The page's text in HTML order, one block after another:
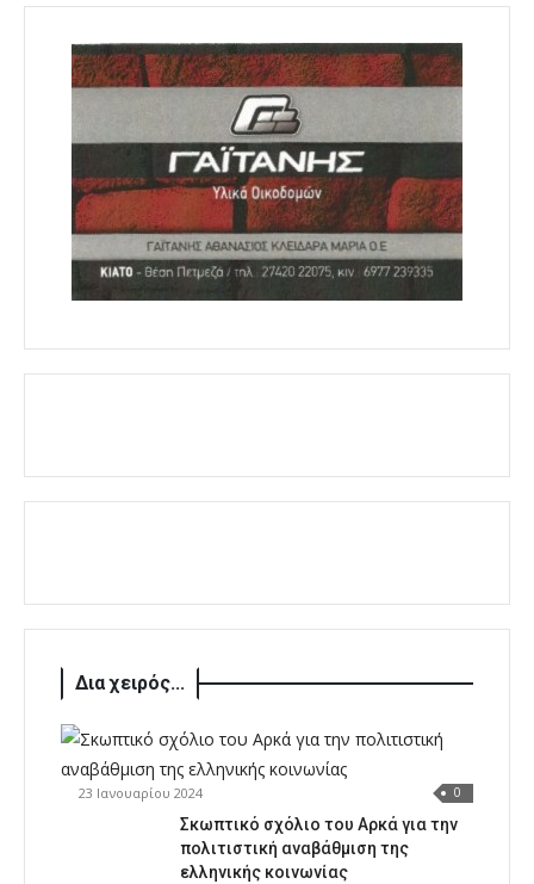
Δια χειρός...
23 Ιανουαρίου 2024 0
Σκωπτικό σχόλιο του Αρκά για την
πολιτιστική αναβάθμιση της
ελληνικής κοινωνίας